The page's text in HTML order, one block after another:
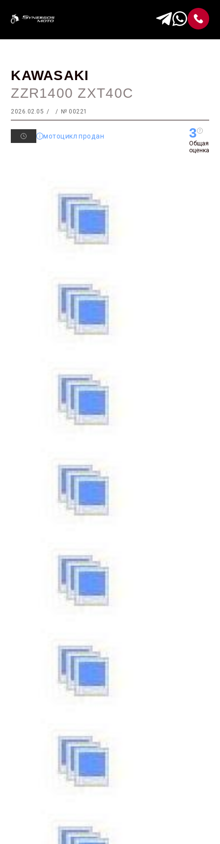
KAWASAKI
ZZR1400 ZXT40C
2026.02.05 № 00221
мотоцикл продан 3
Общая
оценка